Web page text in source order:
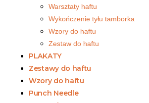
Warsztaty haftu
Wykończenie tyłu tamborka
Wzory do haftu
Zestaw do haftu
PLAKATY
Zestawy do haftu
Wzory do haftu
Punch Needle